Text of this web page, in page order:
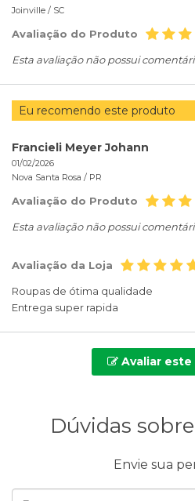
Joinville / SC
Avaliação do Produto
Esta avaliação não possui
Eu recomendo este produto
Francieli Meyer Johann
01/02/2026
Nova Santa Rosa / PR
Avaliação do Produto
Esta avaliação não possui
Avaliação da Loja
Roupas de ótima qualidade
Entrega super rapida
Avaliar
Dúvidas
Envie sua